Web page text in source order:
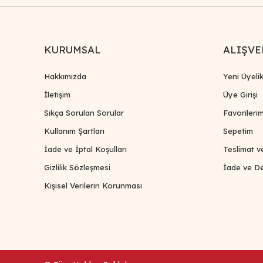
KURUMSAL
Hakkımızda
İletişim
Sıkça Sorulan Sorular
Kullanım Şartları
İade ve İptal Koşulları
Gizlilik Sözleşmesi
Kişisel Verilerin Korunması
Yeni Üyelik
Üye Girişi
Favorilerim
Sepetim
Teslimat
İade ve